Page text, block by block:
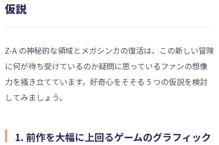
仮説
Z-A の神秘的な領域とメガシンカの復活は、この新しい冒険
に何が待ち受けているのか疑問に思っているファンの想像
力を掻き立てています。好奇心をそそる 5 つの仮説を検討
してみましょう。
1. 前作を大幅に上回るゲームのグラフィック